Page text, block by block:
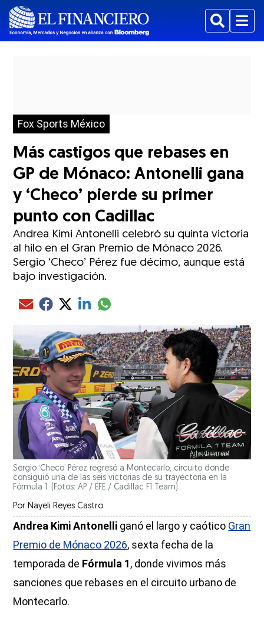
BuscarMenu
Fox Sports México
Más castigos que rebases en
GP de Mónaco: Antonelli gana
y ‘Checo’ pierde su primer
punto con Cadillac
Andrea Kimi Antonelli celebró su quinta victoria
al hilo en el Gran Premio de Mónaco 2026.
Sergio ‘Checo’ Pérez fue décimo, aunque está
bajo investigación.
Compartir el artículo actual mediante Email
Compartir el artículo actual mediante Facebook
Compartir el artículo actual mediante Twitter
Compartir el artículo actual mediante LinkedIn
Compartir el artículo actual mediante
Sergio ‘Checo’ Pérez regresó a Montecarlo, circuito donde
consiguió una de las seis victorias de su trayectoria en la
Fórmula 1. (Fotos: AP / EFE / Cadillac F1 Team)
Por Nayeli Reyes Castro
Andrea Kimi Antonelli ganó el largo y caótico Gran
Premio de Mónaco 2026, sexta fecha de la
temporada de Fórmula 1, donde vivimos más
sanciones que rebases en el circuito urbano de
Montecarlo.